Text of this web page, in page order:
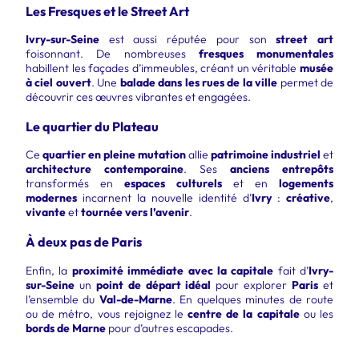
Les Fresques et le Street Art
Ivry-sur-Seine est aussi réputée pour sonstreet art
foisonnant. De nombreuses fresques monumentales
habillent les façades d’immeubles, créant un véritable musée
à ciel ouvert. Une balade dans les rues de la ville permet de
découvrir ces œuvres vibrantes et engagées.
Le quartier du Plateau
Ce quartier en pleine mutationallie patrimoine industriel et
architecture contemporaine. Ses anciens entrepôts
transformés en espaces culturels et en logements
modernes incarnent la nouvelle identité d’Ivry: créative,
vivanteettournée vers l’avenir.
À deux pas de Paris
Enfin, la proximité immédiate avec la capitale fait d’Ivry-
sur-Seine un point de départ idéal pour explorer Paris et
l’ensemble du Val-de-Marne. En quelques minutes de route
ou de métro, vous rejoignez lecentre de la capitaleou les
bords de Marne pour d’autres escapades.